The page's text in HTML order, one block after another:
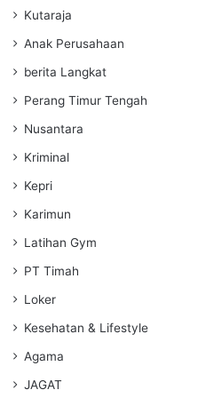
Kutaraja
Anak Perusahaan
berita Langkat
Perang Timur Tengah
Nusantara
Kriminal
Kepri
Karimun
Latihan Gym
PT Timah
Loker
Kesehatan & Lifestyle
Agama
JAGAT